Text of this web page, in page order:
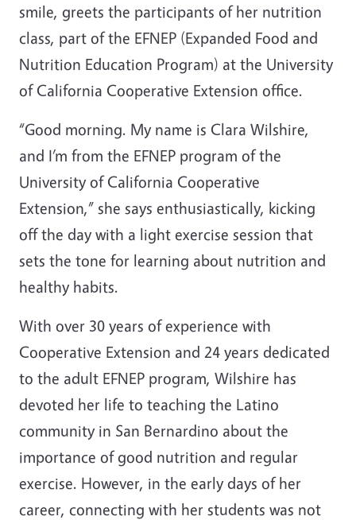
smile, greets the participants of her nutrition
class, part of the EFNEP (Expanded Food and
Nutrition Education Program) at the University
of California Cooperative Extension office.
“Good morning. My name is Clara Wilshire,
and I’m from the EFNEP program of the
University of California Cooperative
Extension,” she says enthusiastically, kicking
off the day with a light exercise session that
sets the tone for learning about nutrition and
healthy habits.
With over 30 years of experience with
Cooperative Extension and 24 years dedicated
to the adult EFNEP program, Wilshire has
devoted her life to teaching the Latino
community in San Bernardino about the
importance of good nutrition and regular
exercise. However, in the early days of her
career, connecting with her students was not